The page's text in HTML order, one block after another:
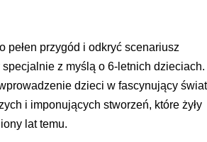
pełen przygód i odkryć scenariusz
z myślą o 6-letnich dzieciach.
dzieci w fascynujący świat
i imponujących stworzeń, które żyły
lat temu.